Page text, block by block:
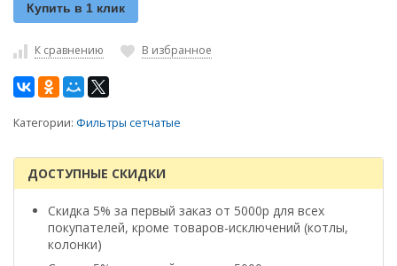
Купить в 1 клик
К сравнению В избранное
Категории: Фильтры сетчатые
ДОСТУПНЫЕ СКИДКИ
Скидка 5% за первый заказ от 5000р для всех
покупателей, кроме товаров-исключений (котлы,
колонки)